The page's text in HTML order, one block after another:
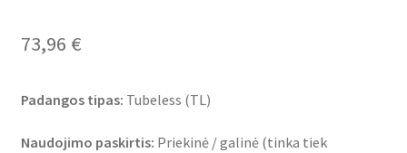
73,96 €
Padangos tipas: Tubeless (TL)
Naudojimo paskirtis: Priekinė / galinė (tinka tiek